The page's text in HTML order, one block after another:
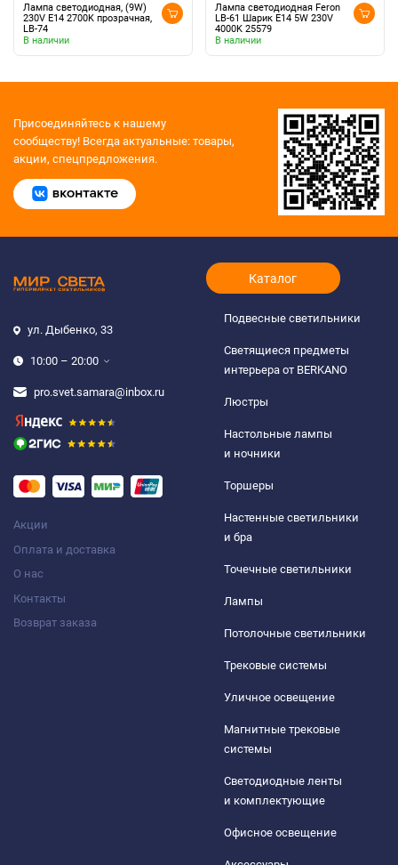
Лампа светодиодная, (9W)
230V E14 2700K прозрачная,
LB-74
В наличии
Лампа светодиодная Feron
LB-61 Шарик E14 5W 230V
4000K 25579
В наличии
Присоединяйтесь к нашему
сообществу! Всегда актуальные: товары,
акции, спецпредложения.
ул. Дыбенко, 33
10:00 – 20:00
pro.svet.samara@inbox.ru
Акции
Оплата и доставка
О нас
Контакты
Возврат заказа
Каталог
Подвесные светильники
Светящиеся предметы
интерьера от BERKANO
Люстры
Настольные лампы
и ночники
Торшеры
Настенные светильники
и бра
Точечные светильники
Лампы
Потолочные светильники
Трековые системы
Уличное освещение
Магнитные трековые
системы
Светодиодные ленты
и комплектующие
Офисное освещение